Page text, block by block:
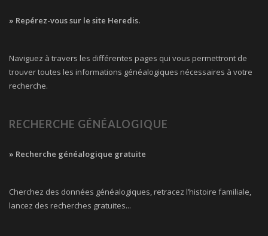
» Repérez-vous sur le site Heredis.
Naviguez à travers les différentes pages qui vous permettront de
trouver toutes les informations généalogiques nécessaires à votre
recherche.
RECHERCHE GÉNÉALOGIQUE
» Recherche généalogique gratuite
Cherchez des données généalogiques, retracez l’histoire familiale,
lancez des recherches gratuites...